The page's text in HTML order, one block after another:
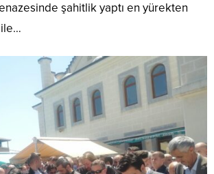
şahitlik yaptı en yürekten
ile…